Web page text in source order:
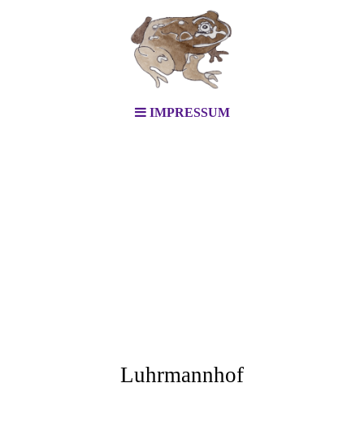
IMPRESSUM
Luhrmannhof